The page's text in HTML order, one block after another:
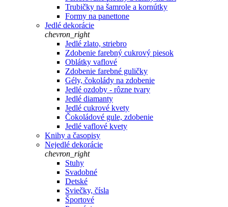
Trubičky na šamrole a kornútky
Formy na panettone
Jedlé dekorácie
chevron_right
Jedlé zlato, striebro
Zdobenie farebný cukrový piesok
Oblátky vaflové
Zdobenie farebné guličky
Gély, čokolády na zdobenie
Jedlé ozdoby - rôzne tvary
Jedlé diamanty
Jedlé cukrové kvety
Čokoládové gule, zdobenie
Jedlé vaflové kvety
Knihy a časopisy
Nejedlé dekorácie
chevron_right
Stuhy
Svadobné
Detské
Sviečky, čísla
Športové